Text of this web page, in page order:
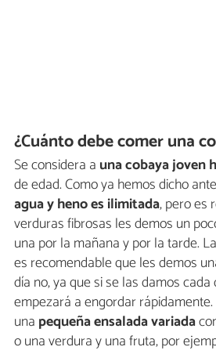
¿Cuánto debe comer una
Se considera a una cobaya joven
de edad. Como ya hemos dicho
agua y heno es ilimitada, pero es
verduras fibrosas les demos un
una por la mañana y por la tarde.
es recomendable que les demos
día no, ya que si se las damos
empezará a engordar
una pequeña ensalada variada
o una verdura y una fruta, por